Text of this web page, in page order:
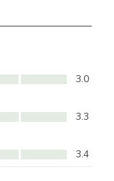
3.0
3.3
3.4